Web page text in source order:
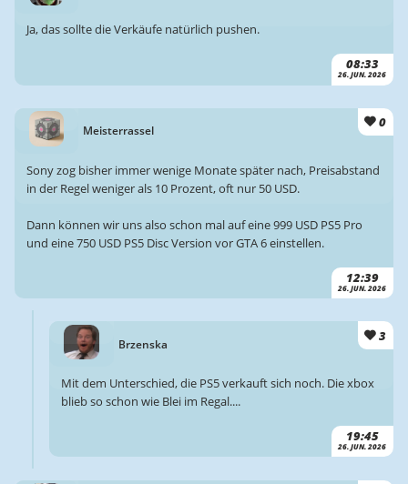
08:33
26. JUN. 2026
Ja, das sollte die Verkäufe natürlich pushen.
Meisterrassel
0
12:39
26. JUN. 2026
Sony zog bisher immer wenige Monate später nach, Preisabstand
in der Regel weniger als 10 Prozent, oft nur 50 USD.
Dann können wir uns also schon mal auf eine 999 USD PS5 Pro
und eine 750 USD PS5 Disc Version vor GTA 6 einstellen.
Brzenska
3
19:45
26. JUN. 2026
Mit dem Unterschied, die PS5 verkauft sich noch. Die xbox
blieb so schon wie Blei im Regal....